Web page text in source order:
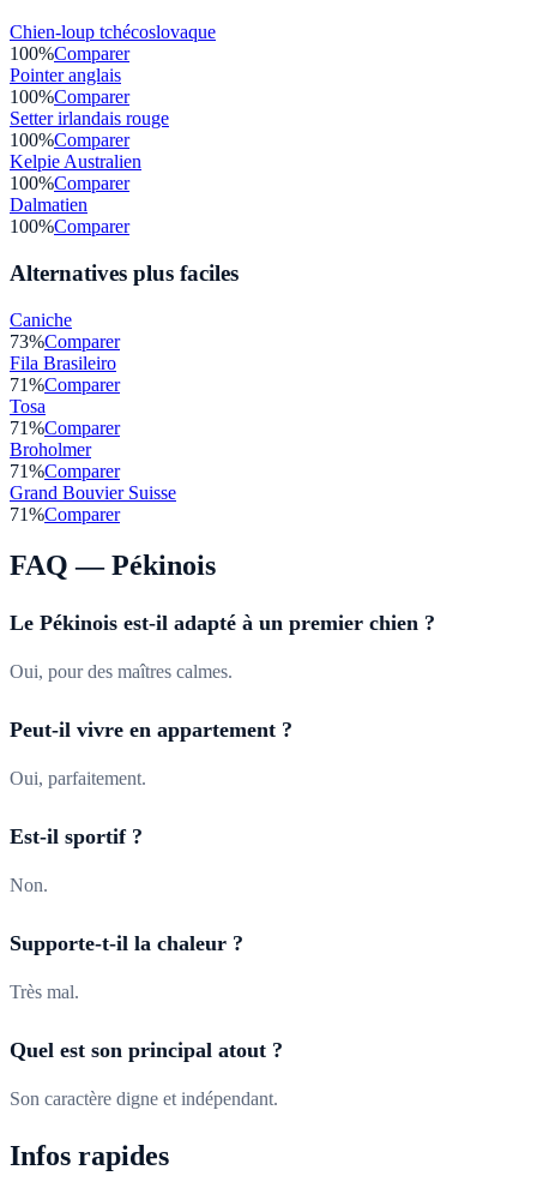
Chien-loup tchécoslovaque
100%Comparer
Pointer anglais
100%Comparer
Setter irlandais rouge
100%Comparer
Kelpie Australien
100%Comparer
Dalmatien
100%Comparer
Alternatives plus faciles
Caniche
73%Comparer
Fila Brasileiro
71%Comparer
Tosa
71%Comparer
Broholmer
71%Comparer
Grand Bouvier Suisse
71%Comparer
FAQ —Pékinois
Le Pékinois est-il adapté à un premier chien ?
Oui, pour des maîtres calmes.
Peut-il vivre en appartement ?
Oui, parfaitement.
Est-il sportif ?
Non.
Supporte-t-il la chaleur ?
Très mal.
Quel est son principal atout ?
Son caractère digne et indépendant.
Infos rapides